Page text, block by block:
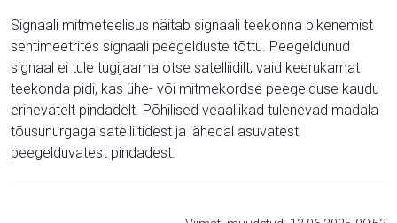
Signaali mitmeteelisus näitab signaali teekonna pikenemist
sentimeetrites signaali peegelduste tõttu. Peegeldunud
signaal ei tule tugijaama otse satelliidilt, vaid keerukamat
teekonda pidi, kas ühe- või mitmekordse peegelduse kaudu
erinevatelt pindadelt. Põhilised veaallikad tulenevad madala
tõusunurgaga satelliitidest ja lähedal asuvatest
peegelduvatest pindadest.